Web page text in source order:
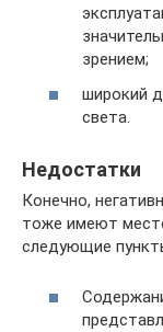
зрением;
широкий
света.
Недостатки
Конечно,
тоже имеют
следующие